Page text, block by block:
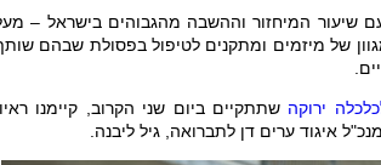
שיעור המיחזור וההשבה מהגבוהים בישראל –
מגוון של מיזמים ומתקנים לטיפול בפסולת שבהם
ירוקה שתתקיים ביום שני הקרוב, קיימנו
איגוד ערים דן לתברואה, גיל ליבנה.